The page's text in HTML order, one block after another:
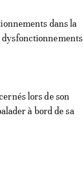
dans la
dysfonctionnements
lors de son
à bord de sa